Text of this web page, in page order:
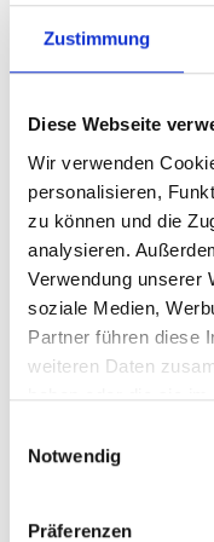
Zustimmung
Diese Webseite
Wir verwenden
personalisieren,
zu können und die
analysieren.
Verwendung unserer
soziale Medien,
Partner führen diese
weiteren Daten
haben oder die sie
Notwendig
Präferenzen
vor 5 Jahren
vor 5 Jahren
Anonymaus Hessen
vor 5 Jahren
Anonymaus
vor 5 Jahren
Anonym aus
Anonymaus Hessen